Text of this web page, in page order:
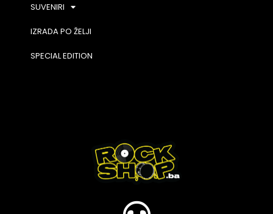
SUVENIRI
IZRADA PO ŽELJI
SPECIAL EDITION